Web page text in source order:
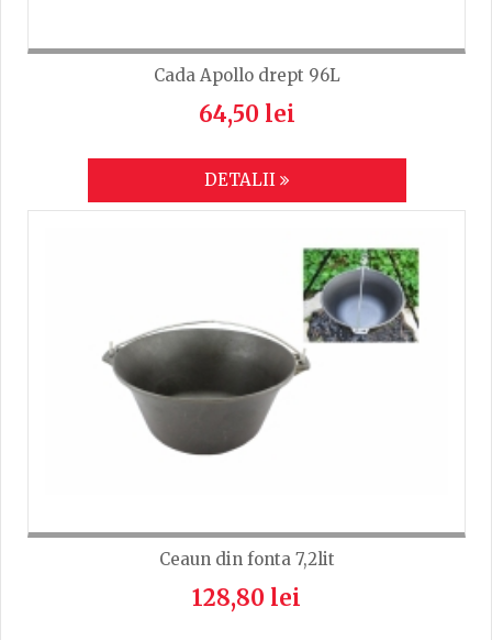
Cada Apollo drept 96L
64,50 lei
DETALII
Ceaun din fonta 7,2lit
128,80 lei